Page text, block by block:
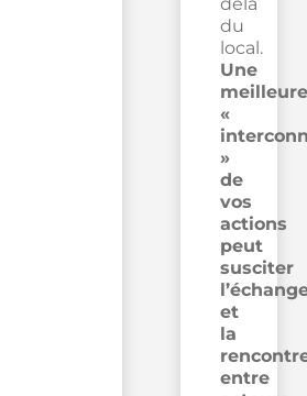
du
local.
Une
meilleure
«
»
de
vos
actions
peut
susciter
et
la
entre